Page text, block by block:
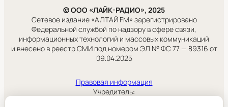
© ООО «ЛАЙК-РАДИО», 2025
Сетевое издание «АЛТАЙ FM» зарегистрировано
Федеральной службой по надзору в сфере связи,
информационных технологий и массовых коммуникаций
и внесено в реестр СМИ под номером ЭЛ № ФС 77 — 89316 от
09.04.2025
Правовая информация
Учредитель: